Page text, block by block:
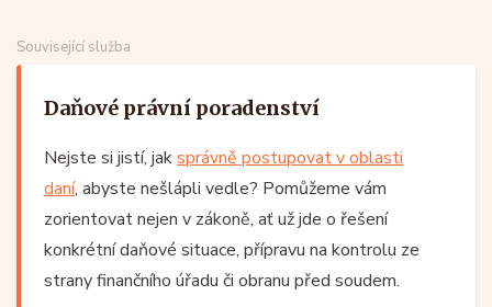
Související služba
Daňové právní poradenství
Nejste si jistí, jaksprávně postupovat v oblasti
daní, abyste nešlápli vedle? Pomůžeme vám
zorientovat nejen v zákoně, ať už jde o řešení
konkrétní daňové situace, přípravu na kontrolu ze
strany finančního úřadu či obranu před soudem.